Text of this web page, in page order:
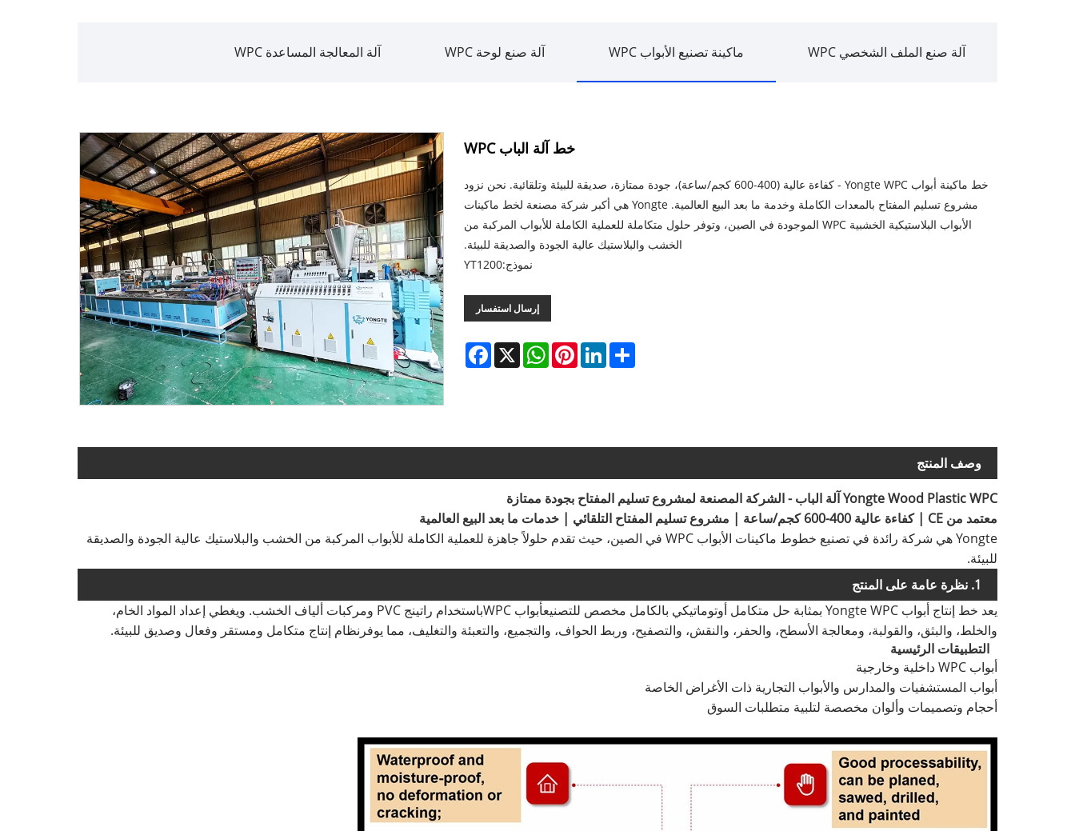
آلة صنع الملف الشخصي WPC ماكينة تصنيع الأبواب WPC آلة صنع لوحة WPC آلة المعالجة المساعدة WPC
خط آلة الباب WPC
خط ماكينة أبواب Yongte WPC - كفاءة عالية (400-600 كجم/ساعة)، جودة ممتازة، صديقة للبيئة وتلقائية. نحن نزود
مشروع تسليم المفتاح بالمعدات الكاملة وخدمة ما بعد البيع العالمية. Yongte هي أكبر شركة مصنعة لخط ماكينات
الأبواب البلاستيكية الخشبية WPC الموجودة في الصين، وتوفر حلول متكاملة للعملية الكاملة للأبواب المركبة من
الخشب والبلاستيك عالية الجودة والصديقة للبيئة.
نموذج:YT1200
إرسال استفسار
Facebook X
WhatsAppPinterestLinkedInShare
وصف المنتج
Yongte Wood Plastic WPC آلة الباب - الشركة المصنعة لمشروع تسليم المفتاح بجودة ممتازة
معتمد من CE | كفاءة عالية 400-600 كجم/ساعة | مشروع تسليم المفتاح التلقائي | خدمات ما بعد البيع العالمية
Yongte هي شركة رائدة في تصنيع خطوط ماكينات الأبواب WPC في الصين، حيث تقدم حلولاً جاهزة للعملية الكاملة للأبواب المركبة من الخشب والبلاستيك عالية الجودة والصديقة
للبيئة.
1. نظرة عامة على المنتج
يعد خط إنتاج أبواب Yongte WPC بمثابة حل متكامل أوتوماتيكي بالكامل مخصص للتصنيع
أبواب WPC
باستخدام راتينج PVC ومركبات ألياف الخشب. ويغطي إعداد المواد الخام،
والخلط، والبثق، والقولبة، ومعالجة الأسطح، والحفر، والنقش، والتصفيح، وربط الحواف، والتجميع، والتعبئة والتغليف، مما يوفر نظام إنتاج متكامل ومستقر وفعال وصديق للبيئة.
التطبيقات الرئيسية
أبواب WPC داخلية وخارجية
أبواب المستشفيات والمدارس والأبواب التجارية ذات الأغراض الخاصة
أحجام وتصميمات وألوان مخصصة لتلبية متطلبات السوق